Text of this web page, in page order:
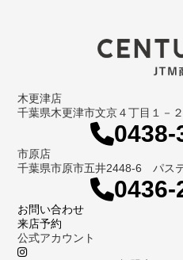
木更津店
千葉県木更津市文京４丁目１－
0438-
市原店
千葉県市原市五井2448-6 パス
0436-
お問い合わせ
来店予約
公式アカウント